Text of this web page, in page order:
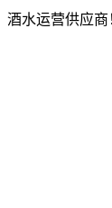
水运营供应商